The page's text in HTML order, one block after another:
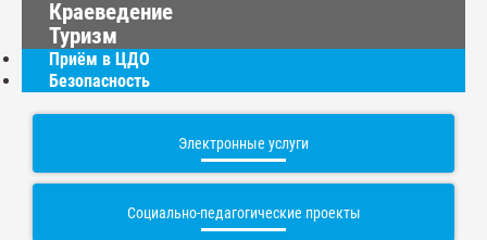
Краеведение
Туризм
Приём в ЦДО
Безопасность
Электронные услуги
Социально-педагогические проекты